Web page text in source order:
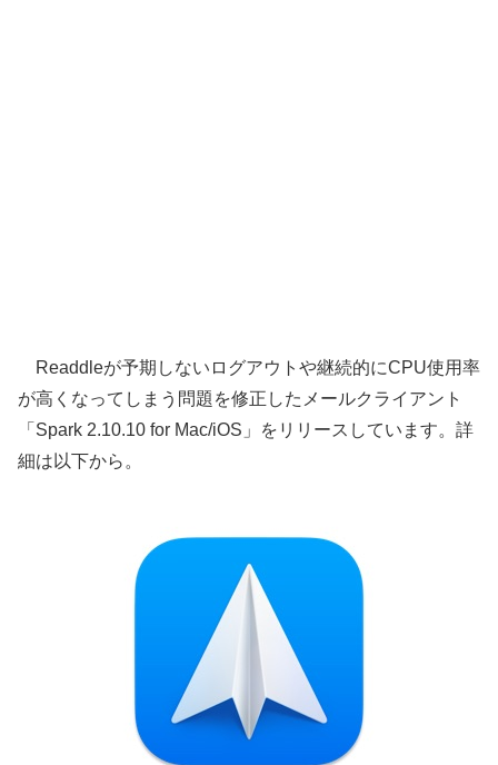
Readdleが予期しないログアウトや継続的にCPU使用率
が高くなってしまう問題を修正したメールクライアント
「Spark 2.10.10 for Mac/iOS」をリリースしています。詳
細は以下から。